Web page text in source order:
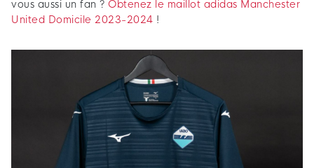
vous aussi un fan ? Obtenez le maillot adidas Manchester
United Domicile 2023-2024 !